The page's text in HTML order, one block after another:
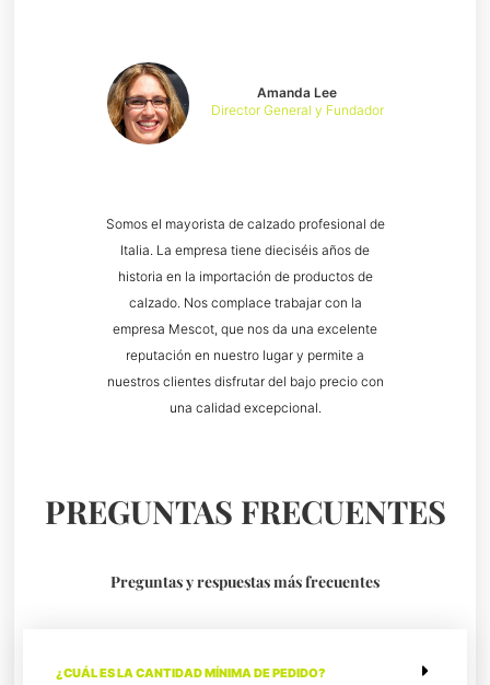
Somos el mayorista de calzado profesional de
Italia. La empresa tiene dieciséis años de
historia en la importación de productos de
calzado. Nos complace trabajar con la
empresa Mescot, que nos da una excelente
reputación en nuestro lugar y permite a
nuestros clientes disfrutar del bajo precio con
una calidad excepcional.
Amanda Lee
Director General y Fundador
PREGUNTAS FRECUENTES
Preguntas y respuestas más frecuentes
¿CUÁL ES LA CANTIDAD MÍNIMA DE PEDIDO?